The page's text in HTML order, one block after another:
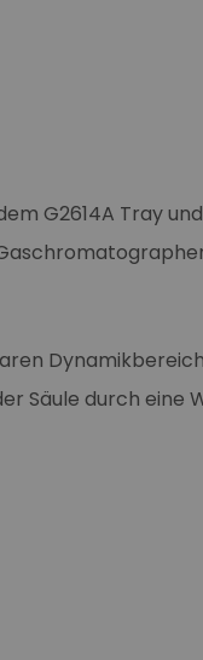
G2614A Tray
Säule durch eine